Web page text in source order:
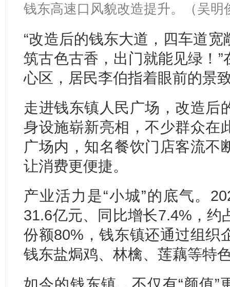
钱东高速口风貌改造提升。（吴明
“改造后的钱东大道，四车道
筑古色古香，出门就能见绿！
心区，居民李伯指着眼前的景
走进钱东镇人民广场，改造后
身设施崭新亮相，不少群众在
广场内，知名餐饮门店客流不
让消费更便捷。
产业活力是“小城”的底气。
31.6亿元、同比增长7.4%，约
份额80%，钱东镇还通过组织
钱东盐焗鸡、林檎、莲藕等特
如今的钱东镇，不仅有“颜值”